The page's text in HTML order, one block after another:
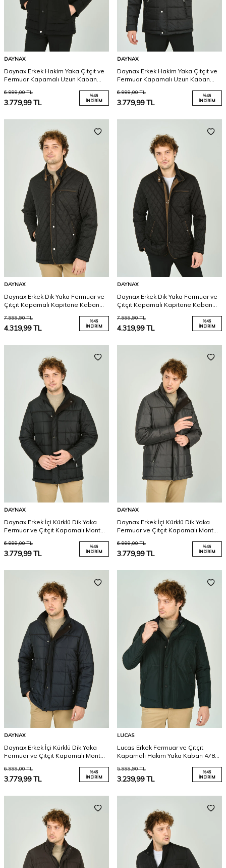
DAYNAX
Daynax Erkek Hakim Yaka Çıtçıt ve
Fermuar Kapamalı Uzun Kaban
6.999,00TL
3.779,99TL
%46
İNDIRIM
DAYNAX
Daynax Erkek Hakim Yaka Çıtçıt ve
Fermuar Kapamalı Uzun Kaban
6.999,00TL
3.779,99TL
%46
İNDIRIM
DAYNAX
Daynax Erkek Dik Yaka Fermuar ve
Çıtçıt Kapamalı Kapitone Kaban
7.999,90TL
4.319,99TL
%46
İNDIRIM
DAYNAX
Daynax Erkek Dik Yaka Fermuar ve
Çıtçıt Kapamalı Kapitone Kaban
7.999,90TL
4.319,99TL
%46
İNDIRIM
DAYNAX
Daynax Erkek İçi Kürklü Dik Yaka
Fermuar ve Çıtçıt Kapamalı Mont
6.999,00TL
3.779,99TL
%46
İNDIRIM
DAYNAX
Daynax Erkek İçi Kürklü Dik Yaka
Fermuar ve Çıtçıt Kapamalı Mont
6.999,00TL
3.779,99TL
%46
İNDIRIM
DAYNAX
Daynax Erkek İçi Kürklü Dik Yaka
Fermuar ve Çıtçıt Kapamalı Mont
6.999,00TL
3.779,99TL
%46
İNDIRIM
LUCAS
Lucas Erkek Fermuar ve Çıtçıt
Kapamalı Hakim Yaka Kaban 4785
5.999,90TL
3.239,99TL
%46
İNDIRIM